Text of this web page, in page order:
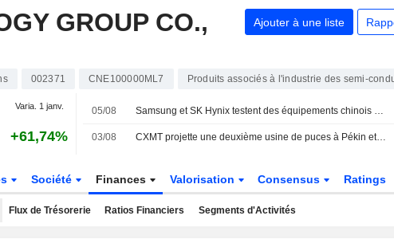
GROUP CO.,
Ajouter à une liste
002371 CNE100000ML7 Produits associés à l'industrie des semi-
Varia. 1 janv.
+61,74%
05/08 Samsung et SK Hynix testent des équipements chinois pour se prémunir des risques liés aux États-Unis
03/08 CXMT projette une deuxième usine de puces à Pékin et négocie son financement, selon des sources
Société Finances Valorisation Consensus Ratings
Flux de Trésorerie Ratios Financiers Segments d'Activités